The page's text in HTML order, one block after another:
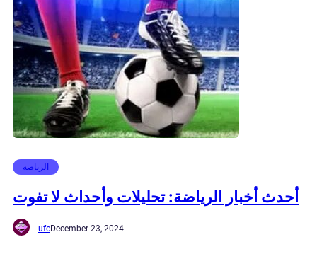
الرياضة
أحدث أخبار الرياضة: تحليلات وأحداث لا تفوت
ufcDecember 23, 2024